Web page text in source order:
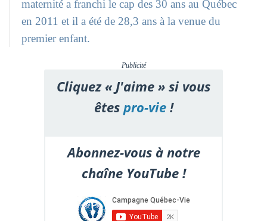
maternité a franchi le cap des 30 ans au Québec
en 2011 et il a été de 28,3 ans à la venue du
premier enfant.
Publicité
Cliquez « J'aime » si vous
êtespro-vie!
Abonnez-vous à notre
chaîne YouTube !